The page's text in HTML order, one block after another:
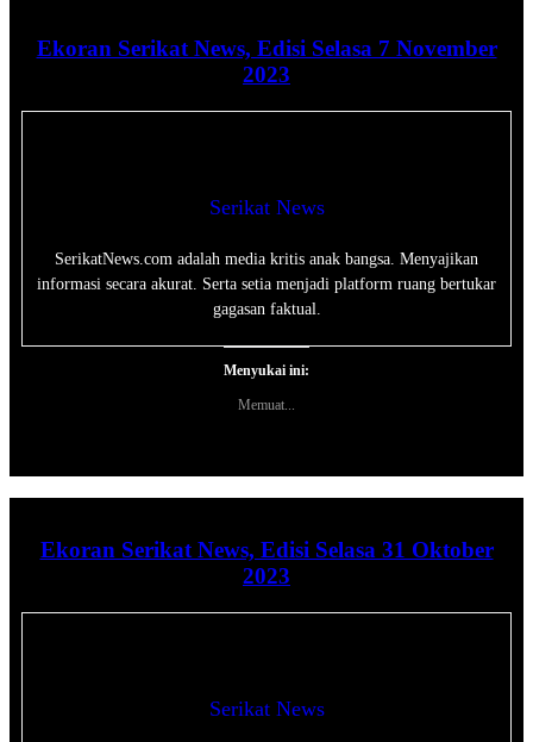
Ekoran Serikat News, Edisi Selasa 7 November
2023
Serikat News
SerikatNews.com adalah media kritis anak bangsa. Menyajikan
informasi secara akurat. Serta setia menjadi platform ruang bertukar
gagasan faktual.
Menyukai ini:
Memuat...
Ekoran Serikat News, Edisi Selasa 31 Oktober
2023
Serikat News